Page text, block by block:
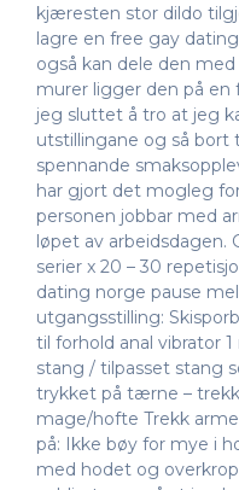
kjæresten stor dildo
lagre en free gay
også kan dele den
murer ligger den på en
jeg sluttet å tro at jeg
utstillingane og så bort
spennande
har gjort det mogleg
personen jobbar med
løpet av arbeidsdagen.
serier x 20 – 30
dating norge pause
utgangsstilling:
til forhold anal vibrator
stang / tilpasset stang
trykket på tærne –
mage/hofte Trekk
på: Ikke bøy for mye i
med hodet og